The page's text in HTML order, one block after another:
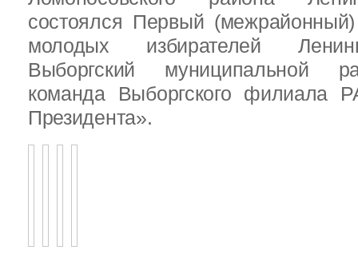
состоялся Первый
молодых избирателей
Выборгский муниципальной
команда Выборгского филиала
Президента».